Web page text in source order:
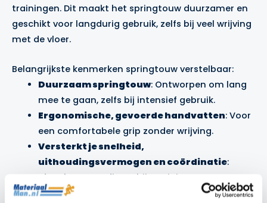
trainingen. Dit maakt het springtouw duurzamer en
geschikt voor langdurig gebruik, zelfs bij veel wrijving
met de vloer.
Belangrijkste kenmerken springtouw verstelbaar:
Duurzaam springtouw: Ontworpen om lang
mee te gaan, zelfs bij intensief gebruik.
Ergonomische, gevoerde handvatten: Voor
een comfortabele grip zonder wrijving.
Versterkt je snelheid,
uithoudingsvermogen en coördinatie:
Ideaal voor cardio en hiit trainingen.
Verstelbaar tot 3,05 meter
: Past zich aan